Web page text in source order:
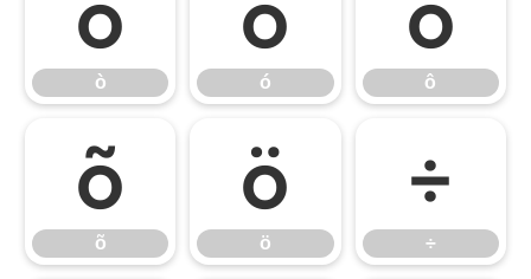
ò ó ô
õ
õ
ö
ö
÷
÷